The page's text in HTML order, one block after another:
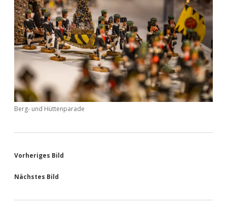
Berg- und Hüttenparade
Vorheriges Bild
Nächstes Bild